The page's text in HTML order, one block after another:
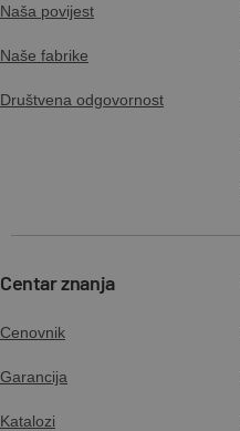
Naša povijest
Naše fabrike
Društvena odgovornost
Centar znanja
Cenovnik
Garancija
Katalozi